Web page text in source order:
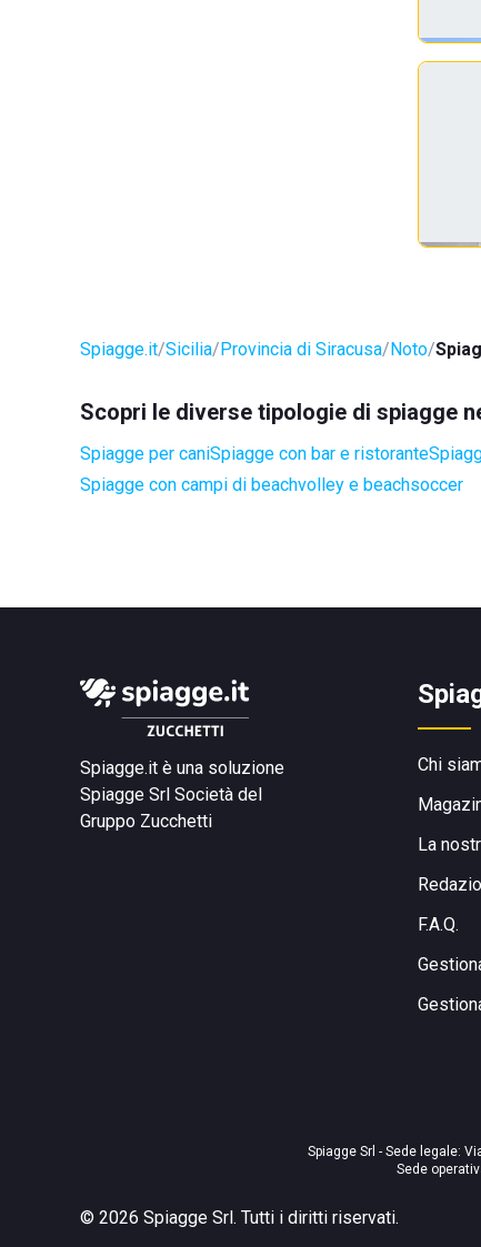
Spiagge.it Sicilia Provincia di Siracusa Noto
Scopri le diverse tipologie di spiagge
Spiagge per caniSpiagge con bar e ristorante
Spiagge con campi di beachvolley e beachsoccer
Spiagge.it è una soluzione
Spiagge Srl Società del
Gruppo Zucchetti
Chi
La
F.A.Q.
Spiagge Srl - Sede legale:
Sede
© 2026 Spiagge Srl. Tutti i diritti riservati.